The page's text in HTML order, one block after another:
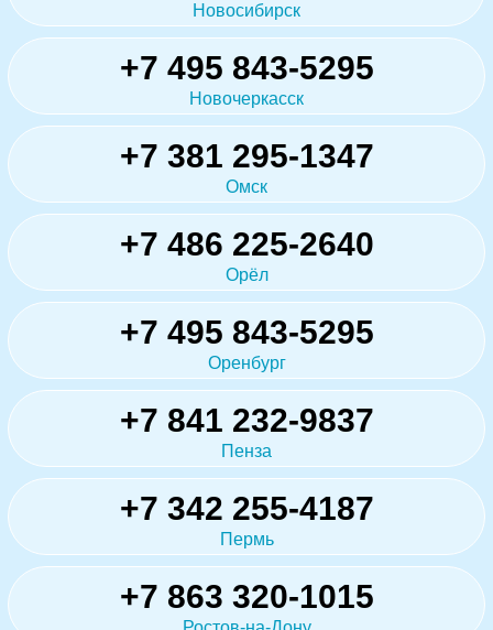
Новосибирск
+7 495 843-5295
Новочеркасск
+7 381 295-1347
Омск
+7 486 225-2640
Орёл
+7 495 843-5295
Оренбург
+7 841 232-9837
Пенза
+7 342 255-4187
Пермь
+7 863 320-1015